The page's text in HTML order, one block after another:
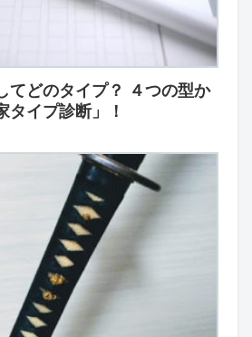
てどのタイプ？ ４つの型か
タイプ診断」！